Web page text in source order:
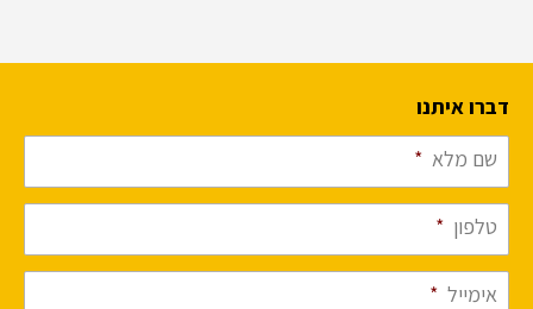
דברו איתנו
שם מלא *
טלפון *
אימייל *